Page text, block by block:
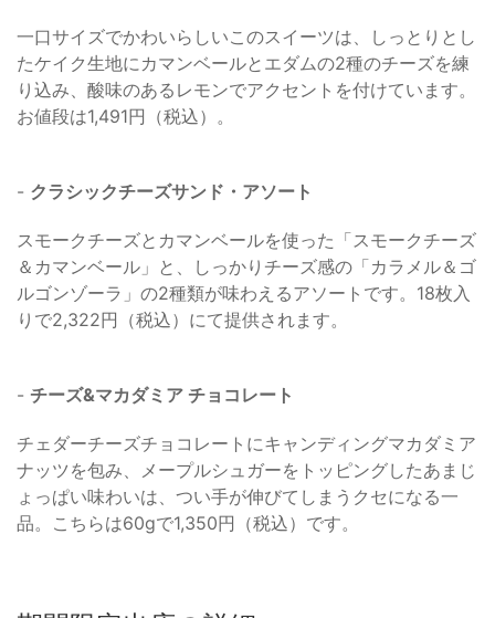
一口サイズでかわいらしいこのスイーツは、しっとりとし
たケイク生地にカマンベールとエダムの2種のチーズを練
り込み、酸味のあるレモンでアクセントを付けています。
お値段は1,491円（税込）。
- クラシックチーズサンド・アソート
スモークチーズとカマンベールを使った「スモークチーズ
＆カマンベール」と、しっかりチーズ感の「カラメル＆ゴ
ルゴンゾーラ」の2種類が味わえるアソートです。18枚入
りで2,322円（税込）にて提供されます。
- チーズ&マカダミア チョコレート
チェダーチーズチョコレートにキャンディングマカダミア
ナッツを包み、メープルシュガーをトッピングしたあまじ
ょっぱい味わいは、つい手が伸びてしまうクセになる一
品。こちらは60gで1,350円（税込）です。